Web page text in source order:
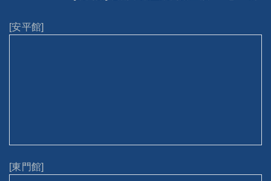
[安平館]
[東門館]